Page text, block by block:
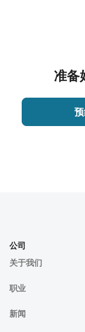
准备
公司
关于我们
职业
新闻